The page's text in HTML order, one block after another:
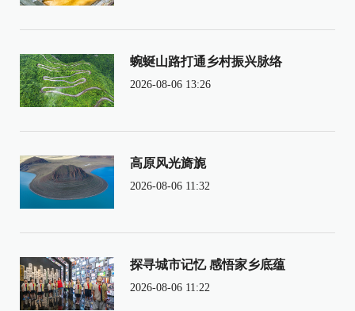
蜿蜒山路打通乡村振兴脉络
2026-08-06 13:26
高原风光旖旎
2026-08-06 11:32
探寻城市记忆 感悟家乡底蕴
2026-08-06 11:22